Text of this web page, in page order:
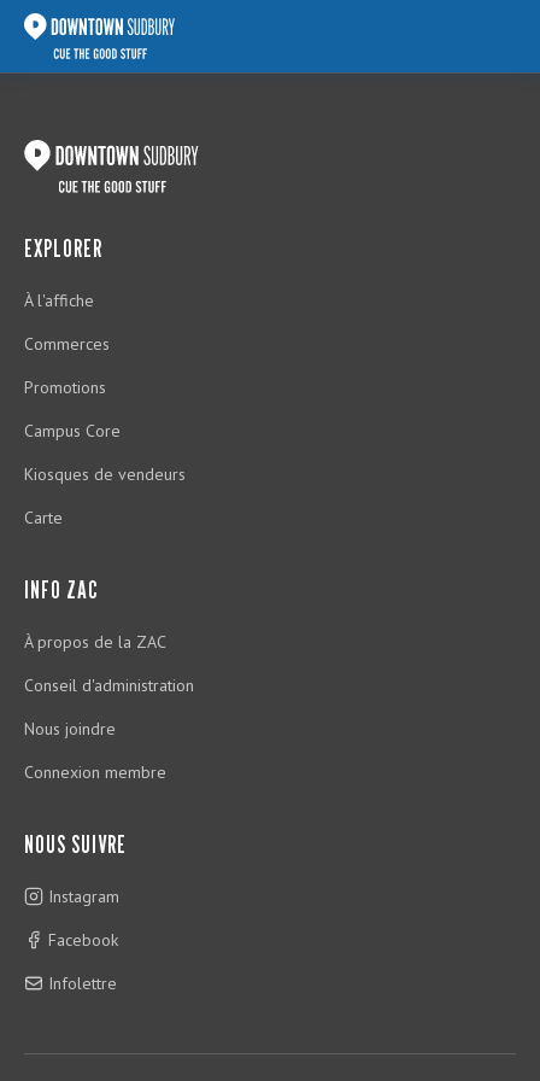
EXPLORER
À l'affiche
Commerces
Promotions
Campus Core
Kiosques de vendeurs
Carte
INFO ZAC
À propos de la ZAC
Conseil d'administration
Nous joindre
Connexion membre
NOUS SUIVRE
Instagram
Facebook
Infolettre